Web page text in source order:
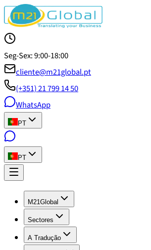
Seg-Sex: 9:00-18:00
cliente@m21global.pt
(+351) 21 799 14 50
WhatsApp
PT
PT
M21Global
Sectores
A Tradução